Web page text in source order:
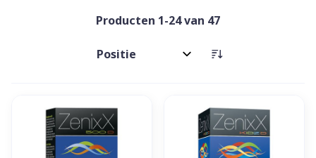
Producten 1-24van 47
Sorteer op: